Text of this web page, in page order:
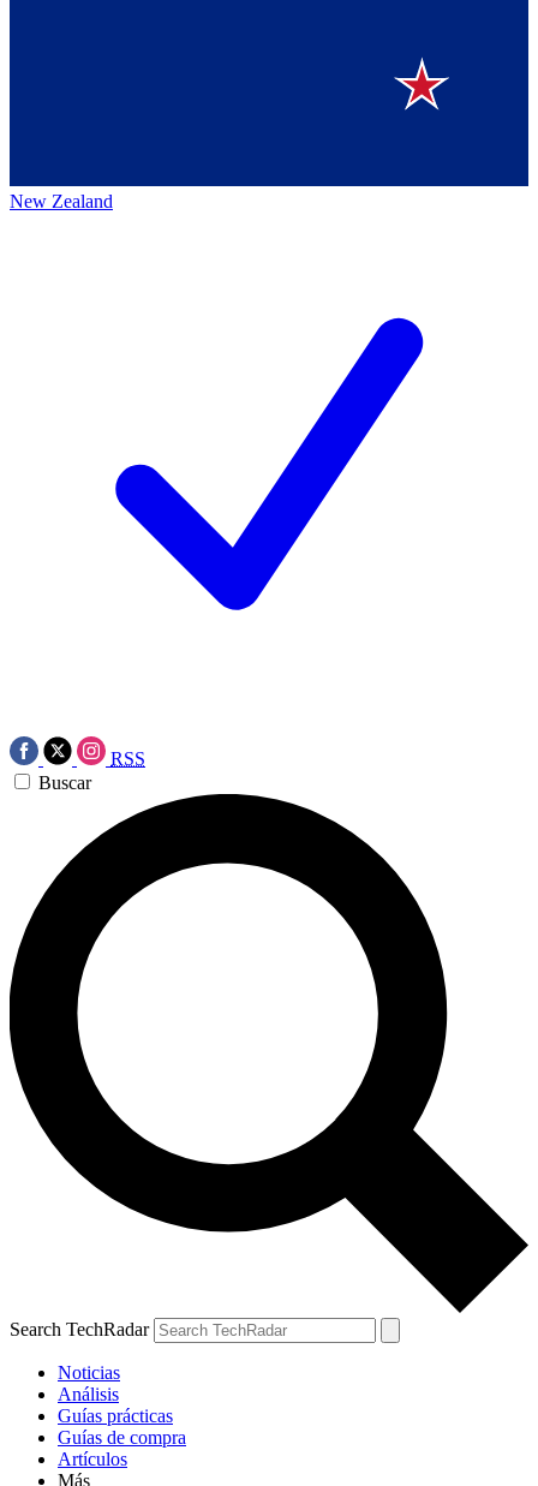
New Zealand
RSS
Buscar
Search TechRadar
Noticias
Análisis
Guías prácticas
Guías de compra
Artículos
Más